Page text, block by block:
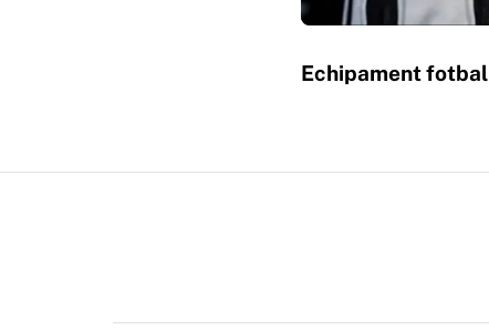
Echipament fotbal